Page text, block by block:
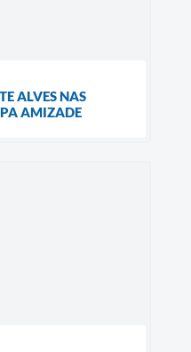
ALVES NAS
AMIZADE